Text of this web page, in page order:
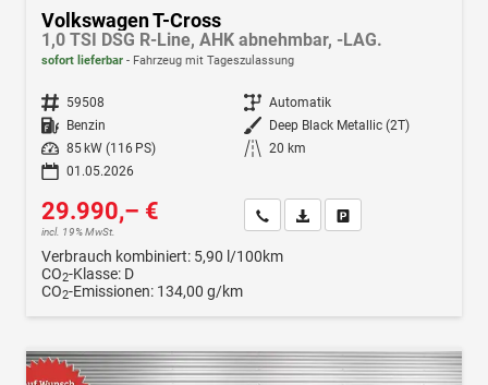
Volkswagen T-Cross
1,0 TSI DSG R-Line, AHK abnehmbar, -LAG.
sofort lieferbar Fahrzeug mit Tageszulassung
Fahrzeugnr. 59508 Getriebe Automatik
Kraftstoff Benzin Außenfarbe Deep Black Metallic (2T)
Leistung
85 kW (116 PS) Kilometerstand 20 km
01.05.2026
29.990,– €
incl. 19% MwSt.
Wir rufen Sie anFahrzeugexposé (PDF)
Verbrauch kombiniert: 5,90 l/100km
CO2-Klasse: D
CO2-Emissionen: 134,00 g/km